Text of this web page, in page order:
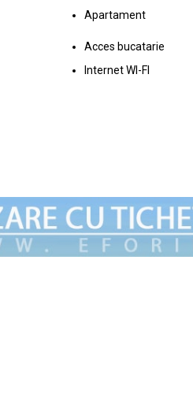
Apartament
Acces bucatarie
Internet WI-FI